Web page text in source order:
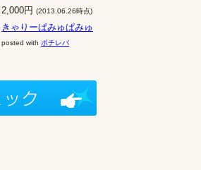
2,000円 (2013.06.26時点)
きゃりーぱみゅぱみゅ
posted with ポチレバ